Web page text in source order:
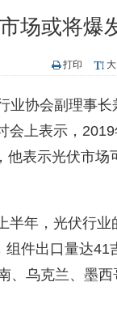
国基金市场数据分析周报
查】同业存单、结构性存
净投放300亿元 短端资金
两日涨逾3% 沪银及两粕
斗收官之星发射成功，
场或将爆
打印 大
业协会副理事长
会上表示，
他表示光伏市场
半年，光伏行业
件出口量达41
、乌克兰、墨西